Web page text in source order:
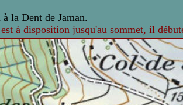
la Dent de Jaman.
à disposition jusqu'au sommet, il